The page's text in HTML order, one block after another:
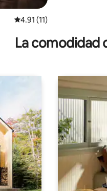
Calificación promedio:
4.91 (11)
La comodidad